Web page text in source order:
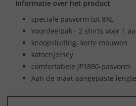
Informatie over het product
speciale pasvorm tot 8XL
Voordeelpak - 2 shirts voor 1
knoopsluiting, korte mouwen
katoenjersey
comfortabele JP1880-pasvorm
Aan de maat aangepaste